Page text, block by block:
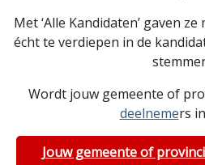
Met ‘Alle Kandidaten’ gaven
écht te verdiepen in de
Wordt jouw gemeente of
deelnemers
Jouw gemeente of